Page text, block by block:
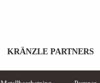
KRÄNZLE PARTNERS